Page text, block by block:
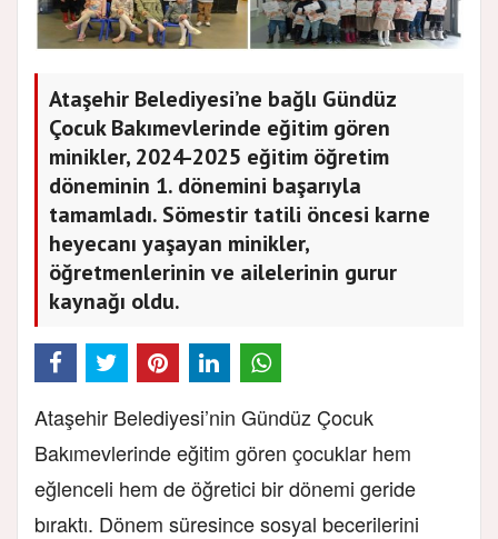
Ataşehir Belediyesi’ne bağlı Gündüz
Çocuk Bakımevlerinde eğitim gören
minikler, 2024-2025 eğitim öğretim
döneminin 1. dönemini başarıyla
tamamladı. Sömestir tatili öncesi karne
heyecanı yaşayan minikler,
öğretmenlerinin ve ailelerinin gurur
kaynağı oldu.
Ataşehir Belediyesi’nin Gündüz Çocuk
Bakımevlerinde eğitim gören çocuklar hem
eğlenceli hem de öğretici bir dönemi geride
bıraktı. Dönem süresince sosyal becerilerini